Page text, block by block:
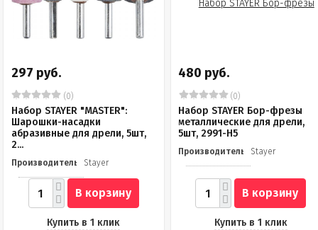
297 руб.
(0)
Набор STAYER "MASTER":
Шарошки-насадки
абразивные для дрели, 5шт,
2...
Производитель Stayer
В корзину
Купить в 1 клик
480 руб.
(0)
Набор STAYER Бор-фрезы
металлические для дрели,
5шт, 2991-H5
Производитель Stayer
В корзину
Купить в 1 клик